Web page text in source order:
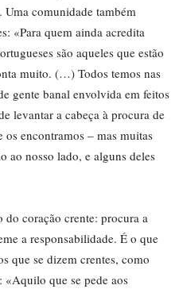
Uma comunidade também
«Para quem ainda acredita
são aqueles que estão
muito. (…) Todos temos nas
gente banal envolvida em feitos
levantar a cabeça à procura de
os encontramos – mas muitas
ao nosso lado, e alguns deles
do coração crente: procura a
a responsabilidade. É o que
que se dizem crentes, como
que se pede aos